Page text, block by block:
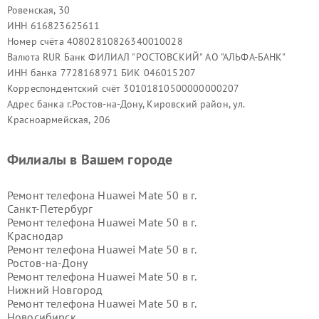
Ровенская, 30
ИНН 616823625611
Номер счёта 40802810826340010028
Валюта RUR Банк ФИЛИАЛ "РОСТОВСКИЙ" АО "АЛЬФА-БАНК"
ИНН банка 7728168971 БИК 046015207
Корреспондентский счёт 30101810500000000207
Адрес банка г.Ростов-на-Дону, Кировский район, ул.
Красноармейская, 206
Филиалы в Вашем городе
Ремонт телефона Huawei Mate 50 в г.
Санкт-Петербург
Ремонт телефона Huawei Mate 50 в г.
Краснодар
Ремонт телефона Huawei Mate 50 в г.
Ростов-на-Дону
Ремонт телефона Huawei Mate 50 в г.
Нижний Новгород
Ремонт телефона Huawei Mate 50 в г.